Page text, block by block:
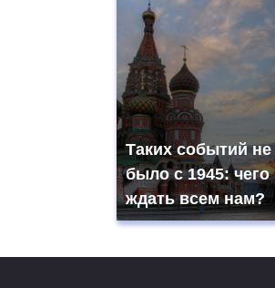
Таких событий не
было с 1945: чего
ждать всем нам?